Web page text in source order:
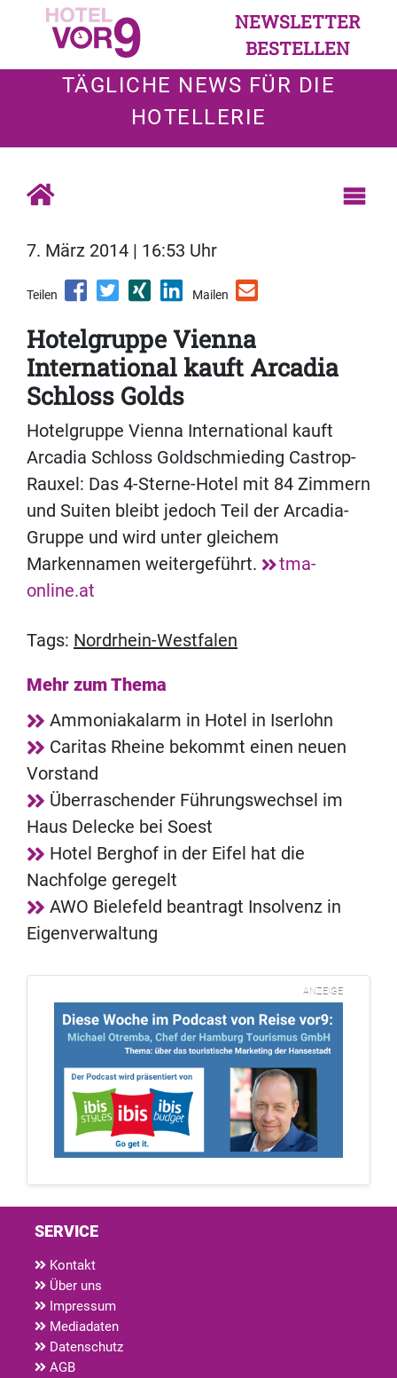
NEWSLETTER
BESTELLEN
TÄGLICHE NEWS FÜR DIE
HOTELLERIE
7. März 2014 | 16:53 Uhr
Teilen Mailen
Hotelgruppe Vienna
International kauft Arcadia
Schloss Golds
Hotelgruppe Vienna International kauft
Arcadia Schloss Goldschmieding Castrop-
Rauxel: Das 4-Sterne-Hotel mit 84 Zimmern
und Suiten bleibt jedoch Teil der Arcadia-
Gruppe und wird unter gleichem
Markennamen weitergeführt.
tma-
online.at
Tags: Nordrhein-Westfalen
Mehr zum Thema
Ammoniakalarm in Hotel in Iserlohn
Caritas Rheine bekommt einen neuen
Vorstand
Überraschender Führungswechsel im
Haus Delecke bei Soest
Hotel Berghof in der Eifel hat die
Nachfolge geregelt
AWO Bielefeld beantragt Insolvenz in
Eigenverwaltung
ANZEIGE
SERVICE
Kontakt
Über uns
Impressum
Mediadaten
Datenschutz
AGB